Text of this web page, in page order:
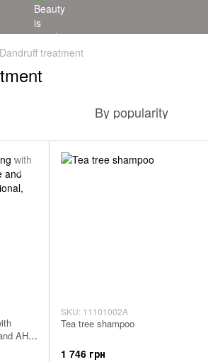
Dandruff treatment
By popularity
AHA,
мл
SKU: 11101002A
Tea tree shampoo
1 746 грн